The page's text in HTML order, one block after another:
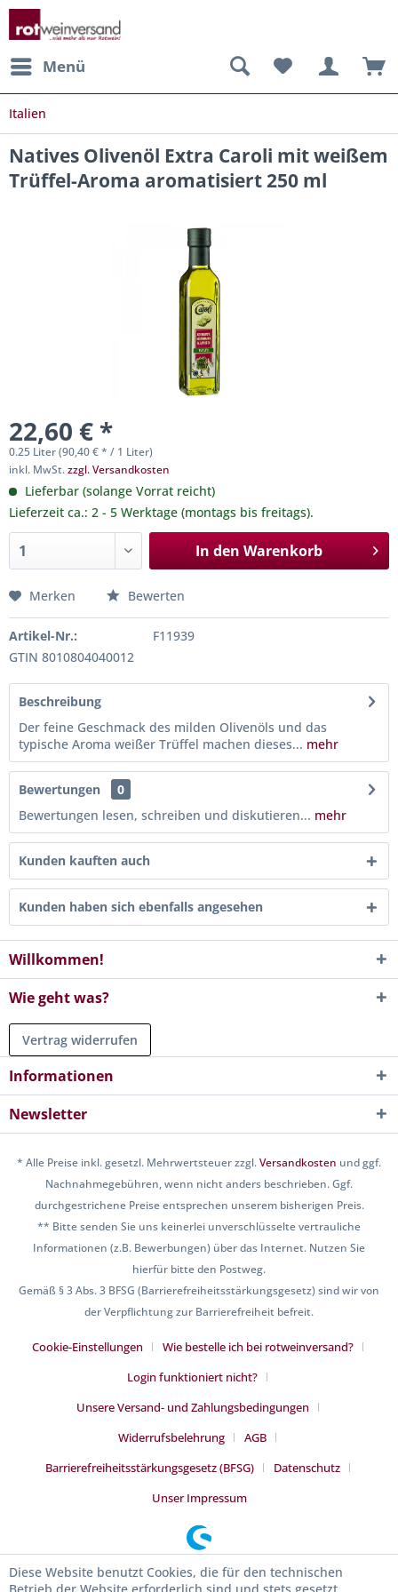
Menü
Italien
Natives Olivenöl Extra Caroli mit weißem
Trüffel-Aroma aromatisiert 250 ml
22,60 € *
0.25 Liter (90,40 € * / 1 Liter)
inkl. MwSt.zzgl. Versandkosten
Lieferbar (solange Vorrat reicht)
Lieferzeit ca.: 2 - 5 Werktage (montags bis freitags).
In den Warenkorb
Merken Bewerten
Artikel-Nr.:
F11939
GTIN 8010804040012
Beschreibung
Der feine Geschmack des milden Olivenöls und das
typische Aroma weißer Trüffel machen dieses... mehr
Bewertungen
0
Bewertungen lesen, schreiben und diskutieren... mehr
Kunden kauften auch
Kunden haben sich ebenfalls angesehen
Willkommen!
Wie geht was?
Vertrag widerrufen
Informationen
Newsletter
* Alle Preise inkl. gesetzl. Mehrwertsteuer zzgl.Versandkosten und ggf.
Nachnahmegebühren, wenn nicht anders beschrieben. Ggf.
durchgestrichene Preise entsprechen unserem bisherigen Preis.
** Bitte senden Sie uns keinerlei unverschlüsselte vertrauliche
Informationen (z.B. Bewerbungen) über das Internet. Nutzen Sie
hierfür bitte den Postweg.
Gemäß § 3 Abs. 3 BFSG (Barrierefreiheitsstärkungsgesetz) sind wir von
der Verpflichtung zur Barrierefreiheit befreit.
Cookie-Einstellungen
Wie bestelle ich bei rotweinversand?
Login funktioniert nicht?
Unsere Versand- und Zahlungsbedingungen
Widerrufsbelehrung
AGB
Barrierefreiheitsstärkungsgesetz (BFSG)
Datenschutz
Unser Impressum
Diese Website benutzt Cookies, die für den technischen